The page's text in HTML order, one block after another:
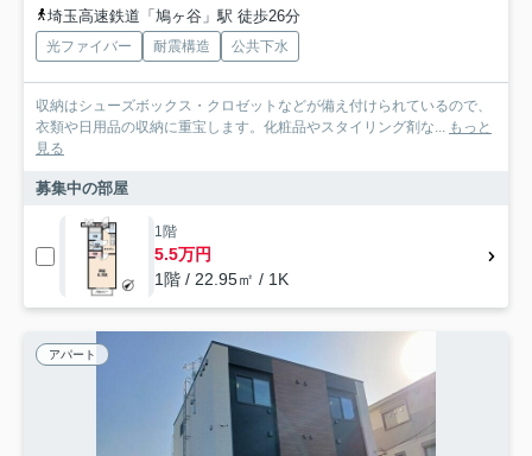
埼玉高速鉄道「鳩ヶ谷」駅 徒歩26分
光ファイバー 耐震構造 公共下水
収納はシューズボックス・クロゼットなどが備え付けられているので、
衣類や日用品の収納に重宝します。化粧品やスタイリング剤な... もっと
見る
募集中の部屋
1階
5.5万円
1階 / 22.95㎡ / 1K
アパート